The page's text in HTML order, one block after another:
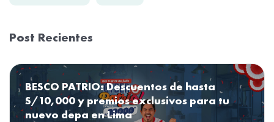
Post Recientes
BESCO PATRIO: Descuentos de hasta
S/10,000 y premios exclusivos para tu
nuevo depa en Lima